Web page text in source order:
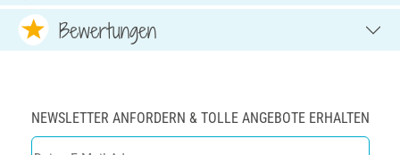
Bewertungen
NEWSLETTER ANFORDERN & TOLLE ANGEBOTE ERHALTEN